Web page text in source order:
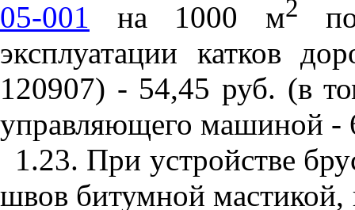
05-001 на 1000 м2
эксплуатации катков
120907) - 54,45 руб. (в
управляющего машиной -
1.23. При устройстве
швов битумной